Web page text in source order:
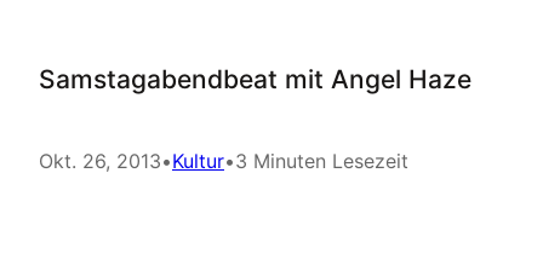
Samstagabendbeat mit Angel Haze
Okt. 26, 2013•Kultur•3 Minuten Lesezeit